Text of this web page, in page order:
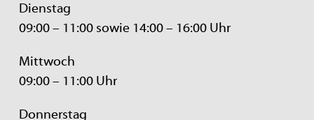
Dienstag
09:00 – 11:00 sowie 14:00 – 16:00 Uhr
Mittwoch
09:00 – 11:00 Uhr
Donnerstag